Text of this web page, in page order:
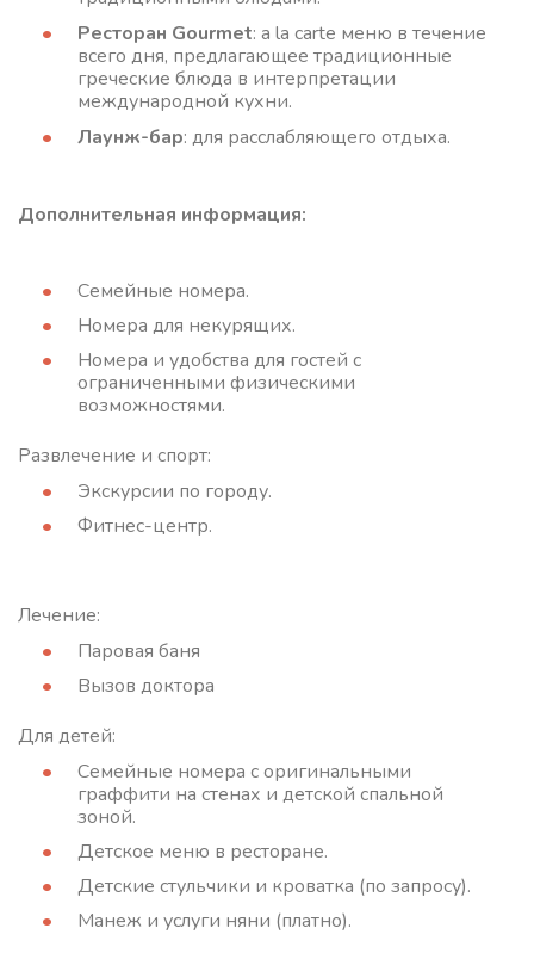
Ресторан Gourmet: a la carte меню в течение
всего дня, предлагающее традиционные
греческие блюда в интерпретации
международной кухни.
Лаунж-бар: для расслабляющего отдыха.
Дополнительная информация:
Семейные номера.
Номера для некурящих.
Номера и удобства для гостей с
ограниченными физическими
возможностями.
Развлечение и спорт:
Экскурсии по городу.
Фитнес-центр.
Лечение:
Паровая баня
Вызов доктора
Для детей:
Семейные номера с оригинальными
граффити на стенах и детской спальной
зоной.
Детское меню в ресторане.
Детские стульчики и кроватка (по запросу).
Манеж и услуги няни (платно).